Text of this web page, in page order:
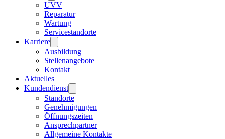
UVV
Reparatur
Wartung
Servicestandorte
Karriere
Ausbildung
Stellenangebote
Kontakt
Aktuelles
Kundendienst
Standorte
Genehmigungen
Öffnungszeiten
Ansprechpartner
Allgemeine Kontakte